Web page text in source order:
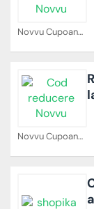
Novvu Cupoane
Novvu Cupoane